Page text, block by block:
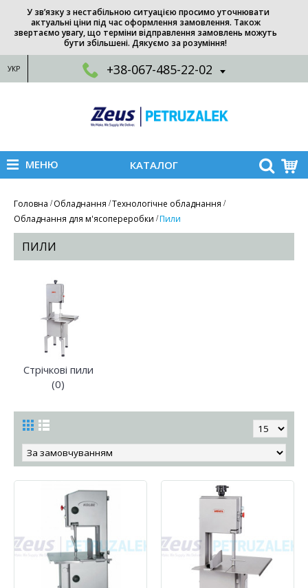
У зв’язку з нестабільною ситуацією просимо уточнювати
актуальні ціни під час оформлення замовлення. Також
звертаємо увагу, що терміни відправлення замовлень можуть
бути збільшені. Дякуємо за розуміння!
УКР +38-067-485-22-02
МЕНЮ КАТАЛОГ
Головна Обладнання Технологічне обладнання
Обладнання для м'ясопереробки Пили
ПИЛИ
Стрічкові пили
(0)